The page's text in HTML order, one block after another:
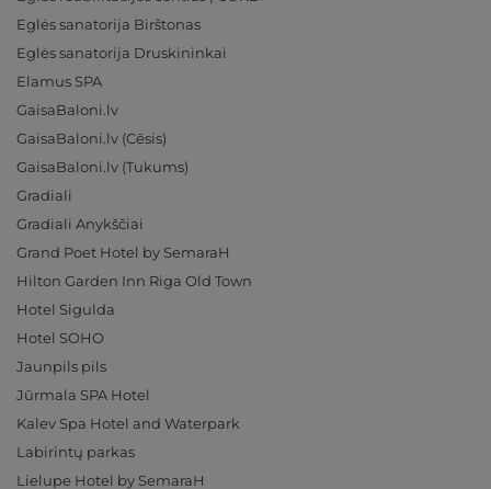
Eglės sanatorija Birštonas
Eglės sanatorija Druskininkai
Elamus SPA
GaisaBaloni.lv
GaisaBaloni.lv (Cēsis)
GaisaBaloni.lv (Tukums)
Gradiali
Gradiali Anykščiai
Grand Poet Hotel by SemaraH
Hilton Garden Inn Riga Old Town
Hotel Sigulda
Hotel SOHO
Jaunpils pils
Jūrmala SPA Hotel
Kalev Spa Hotel and Waterpark
Labirintų parkas
Lielupe Hotel by SemaraH